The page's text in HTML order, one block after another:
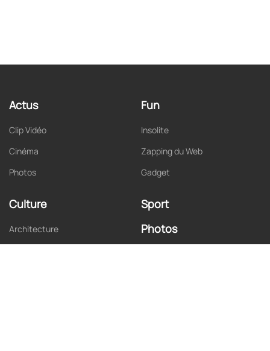
Actus
Clip Vidéo
Cinéma
Photos
Fun
Insolite
Zapping du Web
Gadget
Culture
Architecture
Sport
Photos